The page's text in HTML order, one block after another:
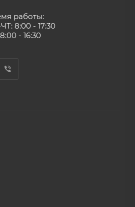
работы:
8:00 - 17:30
- 16:30